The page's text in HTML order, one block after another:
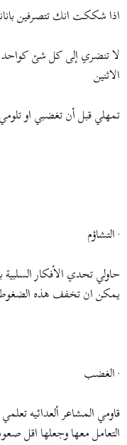
اذا شككت انك تتصرفين
لا تنضري إلى كل شئ كواحد
الاثنين
تمهلي قبل أن تغضبي او
· التشاؤم
حاولي تحدي الأفكار
يمكن ان تخفف هذه الضغوط
· الغضب
قاومي المشاعر ألعدائيه
التعامل معها وجعلها اقل